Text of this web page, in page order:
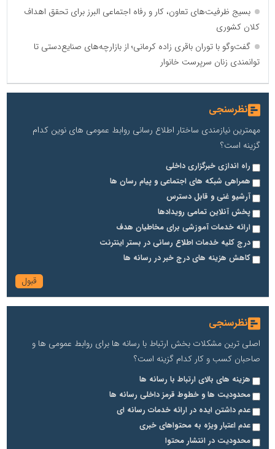
بسیج ظرفیت‌های تعاون، کار و رفاه اجتماعی البرز برای تحقق اهداف
کلان کشوری
گفت‌وگو با توران باقری‌ زاده کرمانی؛ از بازارچه‌های صنایع‌دستی تا
توانمندی زنان سرپرست خانوار
نظرسنجی
مهمترین نیازمندی ساختار اطلاع رسانی روابط عمومی های نوین کدام
گزینه است؟
راه اندازی خبرگزاری داخلی
همراهی شبکه های اجتماعی و پیام رسان ها
آرشیو غنی و قابل دسترس
پخش آنلاین تمامی رویدادها
ارائه خدمات آموزشی برای مخاطیان هدف
درج کلیه خدمات اطلاع رسانی در بستر اینترنت
کاهش هزینه های درج خبر در رسانه ها
نظرسنجی
اصلی ترین مشکلات بخش ارتباط با رسانه ها برای روابط عمومی ها و
صاحبان کسب و کار کدام گزینه است؟
هزینه های بالای ارتباط با رسانه ها
محدودیت ها و خطوط قرمز داخلی رسانه ها
عدم داشتن ایده در ارائه خدمات رسانه ای
عدم اعتبار ویژه به محتواهای خبری
محدودیت در انتشار محتوا